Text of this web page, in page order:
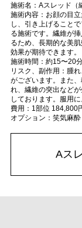
施術名：Aスレッド（
施術内容：お顔の目
し、引き上げること
る施術です。繊維が
るため、長期的な美
効果が期待できます。
施術時間：約15〜20
リスク、副作用：腫
がございます。また
れ、繊維の突出など
しております。服用
費用：1部位 184,800
オプション：笑気麻
Aス